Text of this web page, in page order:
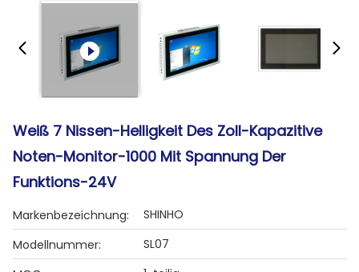
Weiß 7 Nissen-Helligkeit Des Zoll-Kapazitive
Noten-Monitor-1000 Mit Spannung Der
Funktions-24V
Markenbezeichnung:
SHINHO
Modellnummer:
SL07